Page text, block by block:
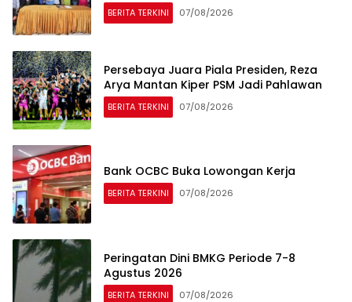
BERITA TERKINI 07/08/2026
Persebaya Juara Piala Presiden, Reza
Arya Mantan Kiper PSM Jadi Pahlawan
BERITA TERKINI 07/08/2026
Bank OCBC Buka Lowongan Kerja
BERITA TERKINI 07/08/2026
Peringatan Dini BMKG Periode 7-8
Agustus 2026
BERITA TERKINI 07/08/2026